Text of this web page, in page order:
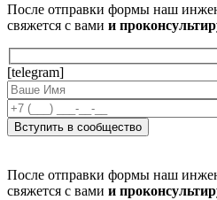
После отправки формы наш
свяжется с вами и
[telegram]
После отправки формы наш
свяжется с вами и